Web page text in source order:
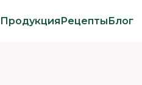
ПродукцияРецептыБлог